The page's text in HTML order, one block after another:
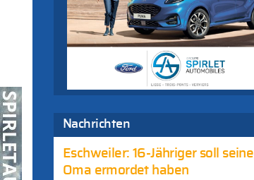
Nachrichten
Eschweiler: 16-Jähriger soll seine
Oma ermordet haben